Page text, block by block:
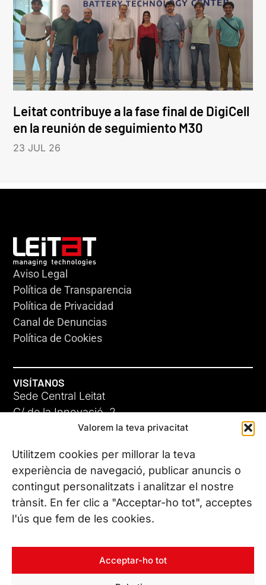
Valorem la teva privacitat
Utilitzem cookies per millorar la teva
experiència de navegació, publicar anuncis o
contingut personalitzats i analitzar el nostre
trànsit. En fer clic a "Acceptar-ho tot", acceptes
l'ús que fem de les cookies.
Acceptar-ho tot
Leitat contribuye a la fase final de DigiCell
en la reunión de seguimiento M30
23 JUL 26
Aviso Legal
Política de Transparencia
Política de Privacidad
Canal de Denuncias
Política de Cookies
VISÍTANOS
Sede Central Leitat
C/ de la Innovació, 2
08225 Terrassa, (Barcelona)
Conoce todas nuestras sedes
CONTÁCTANOS
Tel. (+34) 937 882 300